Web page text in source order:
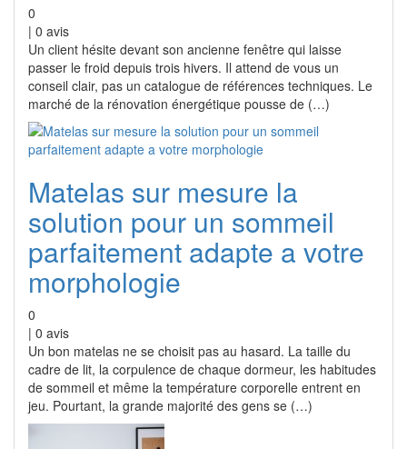
0
| 0 avis
Un client hésite devant son ancienne fenêtre qui laisse
passer le froid depuis trois hivers. Il attend de vous un
conseil clair, pas un catalogue de références techniques. Le
marché de la rénovation énergétique pousse de (…)
Matelas sur mesure la
solution pour un sommeil
parfaitement adapte a votre
morphologie
0
| 0 avis
Un bon matelas ne se choisit pas au hasard. La taille du
cadre de lit, la corpulence de chaque dormeur, les habitudes
de sommeil et même la température corporelle entrent en
jeu. Pourtant, la grande majorité des gens se (…)